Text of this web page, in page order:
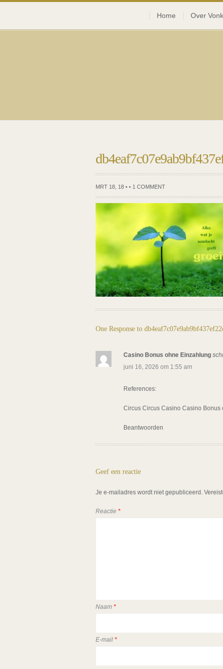
Home Over
MRT 18, 18 • • 1 COMMENT
One Response to
Casino Bonus ohne Einzahlung
juni 16, 2026 om 1:55 am
References:
Circus Circus Casino Casino Bonus
Beantwoorden
Geef een reactie
Je e-mailadres wordt niet gepubliceerd.
Reactie *
Naam *
E-mail *